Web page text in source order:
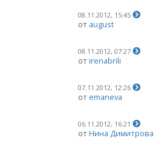
08.11.2012, 15:45
от august
08.11.2012, 07:27
отirenabrili
07.11.2012, 12:26
отemaneva
06.11.2012, 16:21
отНина Димитрова